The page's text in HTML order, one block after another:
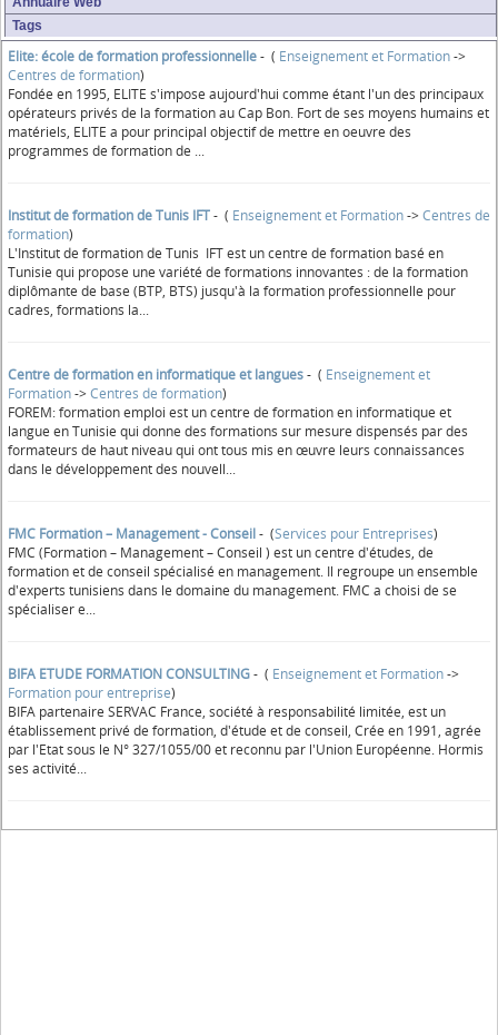
Tags
Elite: école de formation professionnelle- ( Enseignement et Formation->
Centres de formation)
Fondée en 1995, ELITE s'impose aujourd'hui comme étant l'un des principaux
opérateurs privés de la formation au Cap Bon. Fort de ses moyens humains et
matériels, ELITE a pour principal objectif de mettre en oeuvre des
programmes de formation de ...
Institut de formation de Tunis IFT- ( Enseignement et Formation->Centres de
formation)
L'Institut de formation de Tunis IFT est un centre de formation basé en
Tunisie qui propose une variété de formations innovantes : de la formation
diplômante de base (BTP, BTS) jusqu'à la formation professionnelle pour
cadres, formations la...
Centre de formation en informatique et langues- ( Enseignement et
Formation->Centres de formation)
FOREM: formation emploi est un centre de formation en informatique et
langue en Tunisie qui donne des formations sur mesure dispensés par des
formateurs de haut niveau qui ont tous mis en œuvre leurs connaissances
dans le développement des nouvell...
FMC Formation – Management - Conseil- (Services pour Entreprises)
FMC (Formation – Management – Conseil ) est un centre d'études, de
formation et de conseil spécialisé en management. Il regroupe un ensemble
d'experts tunisiens dans le domaine du management. FMC a choisi de se
spécialiser e...
BIFA ETUDE FORMATION CONSULTING- ( Enseignement et Formation->
Formation pour entreprise)
BIFA partenaire SERVAC France, société à responsabilité limitée, est un
établissement privé de formation, d'étude et de conseil, Crée en 1991, agrée
par l'Etat sous le N° 327/1055/00 et reconnu par l'Union Européenne. Hormis
ses activité...